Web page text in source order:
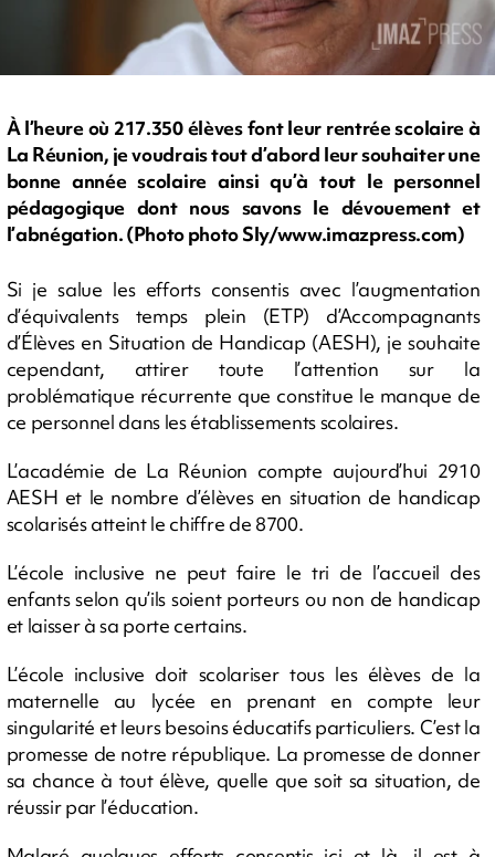
À l’heure où 217.350 élèves font leur rentrée scolaire à
La Réunion, je voudrais tout d’abord leur souhaiter une
bonne année scolaire ainsi qu’à tout le personnel
pédagogique dont nous savons le dévouement et
l’abnégation. (Photo photo Sly/www.imazpress.com)
Si je salue les efforts consentis avec l’augmentation
d’équivalents temps plein (ETP) d’Accompagnants
d’Élèves en Situation de Handicap (AESH), je souhaite
cependant, attirer toute l’attention sur la
problématique récurrente que constitue le manque de
ce personnel dans les établissements scolaires.
L’académie de La Réunion compte aujourd’hui 2910
AESH et le nombre d’élèves en situation de handicap
scolarisés atteint le chiffre de 8700.
L’école inclusive ne peut faire le tri de l’accueil des
enfants selon qu’ils soient porteurs ou non de handicap
et laisser à sa porte certains.
L’école inclusive doit scolariser tous les élèves de la
maternelle au lycée en prenant en compte leur
singularité et leurs besoins éducatifs particuliers. C’est la
promesse de notre république. La promesse de donner
sa chance à tout élève, quelle que soit sa situation, de
réussir par l’éducation.